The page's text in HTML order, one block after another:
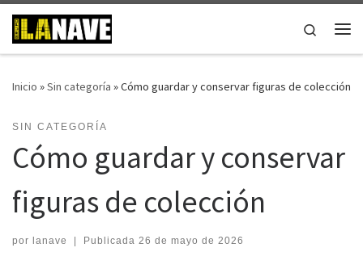
Saltar al contenido
Search
Inicio »Sin categoría »Cómo guardar y conservar figuras de colección
SIN CATEGORÍA
Cómo guardar y conservar
figuras de colección
por lanave | Publicada 26 de mayo de 2026